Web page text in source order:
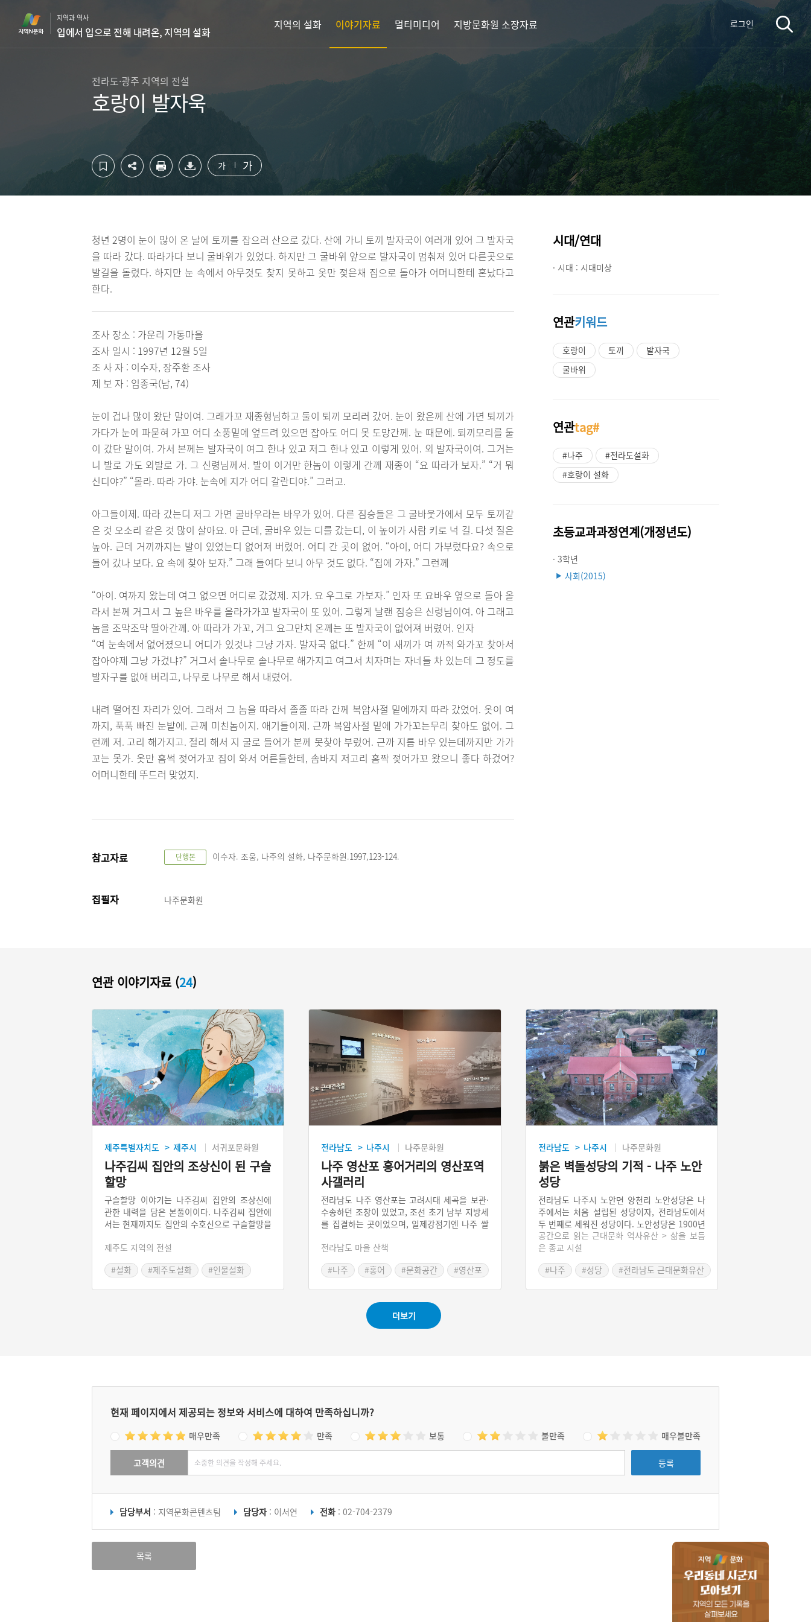
지역과 역사
입에서 입으로 전해 내려온, 지역의 설화
지역의 설화 이야기자료 멀티미디어 지방문화원 소장자료 로그인
전라도·광주 지역의 전설
호랑이 발자욱
가 가
청년 2명이 눈이 많이 온 날에 토끼를 잡으러 산으로 갔다. 산에 가니 토끼 발자국이 여러개 있어 그 발자국
을 따라 갔다. 따라가다 보니 굴바위가 있었다. 하지만 그 굴바위 앞으로 발자국이 멈춰져 있어 다른곳으로
발길을 돌렸다. 하지만 눈 속에서 아무것도 찾지 못하고 옷만 젖은채 집으로 돌아가 어머니한테 혼났다고
한다.
조사 장소 : 가운리 가동마을
조사 일시 : 1997년 12월 5일
조 사 자 : 이수자, 장주환 조사
제 보 자 : 임종국(남, 74)
눈이 겁나 많이 왔단 말이여. 그래가꼬 재종형님하고 둘이 퇴끼 모리러 갔어. 눈이 왔은께 산에 가면 퇴끼가
가다가 눈에 파묻혀 가꼬 어디 소풍밑에 엎드려 있으면 잡아도 어디 못 도망간께. 눈 때문에. 퇴끼모리를 둘
이 갔단 말이여. 가서 본께는 발자국이 여그 한나 있고 저그 한나 있고 이렇게 있어. 외 발자국이여. 그거는
니 발로 가도 외발로 가. 그 신령님께서. 발이 이거만 한놈이 이렇게 간께 재종이 “요 따라가 보자.” “거 뭐
신디야?” “몰라. 따라 가야. 눈속에 지가 어디 갈란디야.” 그러고.
아그들이제. 따라 갔는디 저그 가면 굴바우라는 바우가 있어. 다른 짐승들은 그 굴바웃가에서 모두 토끼같
은 것 오소리 같은 것 많이 살아요. 아 근데, 굴바우 있는 디를 갔는디, 이 높이가 사람 키로 넉 길. 다섯 질은
높아. 근데 거끼까지는 발이 있었는디 없어져 버렸어. 어디 간 곳이 없어. “아이, 어디 가부렀다요? 속으로
들어 갔나 보다. 요 속에 찾아 보자.” 그래 들여다 보니 아무 것도 없다. “집에 가자.” 그런께
“아이. 여까지 왔는데 여그 없으면 어디로 갔겄제. 지가. 요 우그로 가보자.” 인자 또 요바우 옆으로 돌아 올
라서 본께 거그서 그 높은 바우를 올라가가꼬 발자국이 또 있어. 그렇게 날랜 짐승은 신령님이여. 아 그래고
놈을 조막조막 딸아간께. 아 따라가 가꼬, 거그 요그만치 온께는 또 발자국이 없어져 버렸어. 인자
“여 눈속에서 없어졌으니 어디가 있것냐 그냥 가자. 발자국 없다.” 한께 “이 새끼가 여 까적 와가꼬 찾아서
잡아야제 그냥 가겄냐?” 거그서 솔나무로 솔나무로 해가지고 여그서 치자며는 자네들 차 있는데 그 정도를
발자구를 없애 버리고, 나무로 나무로 해서 내렸어.
내려 떨어진 자리가 있어. 그래서 그 놈을 따라서 졸졸 따라 간께 복암사절 밑에까지 따라 갔었어. 옷이 여
까지, 푹푹 빠진 눈밭에. 근께 미친놈이지. 애기들이제. 근까 복암사절 밑에 가가꼬는무리 찾아도 없어. 그
런께 저. 고리 해가지고. 절리 해서 지 굴로 들어가 분께 못찾아 부렀어. 근까 지름 바우 있는데까지만 가가
꼬는 못가. 옷만 홈썩 젖어가꼬 집이 와서 어른들한테, 솜바지 저고리 홈짝 젖어가꼬 왔으니 좋다 하겄어?
어머니한테 뚜드러 맞었지.
참고자료 단행본 이수자. 조웅, 나주의 설화, 나주문화원.1997,123-124.
집필자 나주문화원
시대/연대
· 시대 : 시대미상
연관키워드
호랑이 토끼
발자국
굴바위
연관tag#
#나주
#전라도설화
#호랑이 설화
초등교과과정연계(개정년도)
· 3학년
▶ 사회(2015)
연관 이야기자료 (24)
제주특별자치도 > 제주시 서귀포문화원
나주김씨 집안의 조상신이 된 구슬
할망
구슬할망 이야기는 나주김씨 집안의 조상신에
관한 내력을 담은 본풀이이다. 나주김씨 집안에
서는 현재까지도 집안의 수호신으로 구슬할망을
주)을 따는 할머니’를 가리키는 말로 오늘날 해
녀들의 조상이라고 할 수 있다. 대다수의 조상신
본풀이는 결말이 비극적이지만, 구슬할망은 행
제주도 지역의 전설
#설화
#제주도설화 #인물설화
전라남도 > 나주시 나주문화원
나주 영산포 홍어거리의 영산포역
사갤러리
전라남도 나주 영산포는 고려시대 세곡을 보관·
수송하던 조창이 있었고, 조선 초기 남부 지방세
를 집결하는 곳이었으며, 일제강점기엔 나주 쌀
지였던 이곳에 1918년 조선식산은행이 설립되
었다. 이 건물을 2012년에 나주시가 매입, 개조
하여 영산포 역사갤러리로 개관했다. 역사갤러
산포의 특산물인 홍어에 대한 설명 등을 볼 수
있다. 영산포 역사갤러리 주변은 근대 문화의 거
리로, 일본식 목조 가옥, 정미소, 선창 등이 남아
전라남도 마을 산책
#나주
#홍어 #문화공간 #영산포
전라남도 > 나주시 나주문화원
붉은 벽돌성당의 기적 - 나주 노안
성당
전라남도 나주시 노안면 양천리 노안성당은 나
주에서는 처음 설립된 성당이자, 전라남도에서
두 번째로 세워진 성당이다. 노안성당은 1900년
대 계양 공소로 시작됐다. 프랑스 선교사들은 나
주읍내 가까운 곳에 성당을 설립하려 했으나 여
의치 않아 산골이지만 계안 공소를 나주 최초의
성당으로 정했다. 1927년 증축 건립된 노안성당
공간으로 읽는 근대문화 역사유산 > 삶을 보듬
은 종교 시설
#나주
#성당
#전라남도 근대문화유산
더보기
현재 페이지에서 제공되는 정보와 서비스에 대하여 만족하십니까?
매우만족 만족 보통 불만족 매우불만족
고객의견 등록
담당부서 : 지역문화콘텐츠팀 담당자 : 이서연 전화 : 02-704-2379
목록